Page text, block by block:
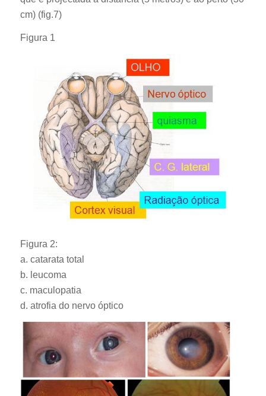
cm) (fig.7)
Figura 1
Figura 2:
a. catarata total
b. leucoma
c. maculopatia
d. atrofia do nervo óptico